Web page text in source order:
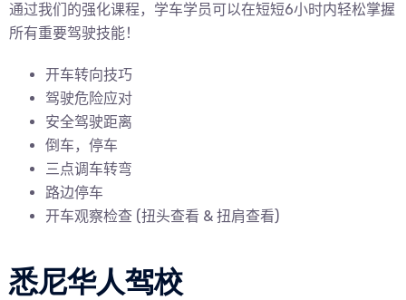
通过我们的强化课程，学车学员可以在短短6小时内轻松掌握
所有重要驾驶技能！
开车转向技巧
驾驶危险应对
安全驾驶距离
倒车，停车
三点调车转弯
路边停车
开车观察检查 (扭头查看 & 扭肩查看)
悉尼华人驾校